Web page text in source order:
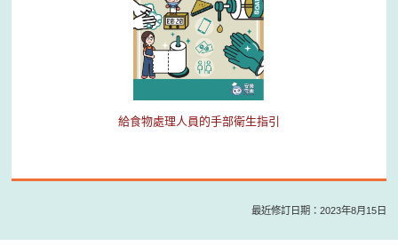
給食物處理人員的手部衛生指引
最近修訂日期：2023年8月15日